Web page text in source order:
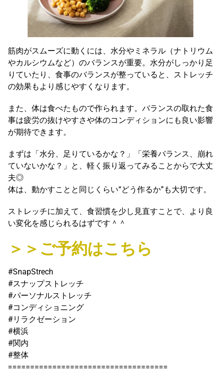
筋肉がスムーズに動くには、水分やミネラル（ナトリウム
やカルシウムなど）のバランスが重要。水分がしっかり足
りていたり、食事のバランスが整っていると、ストレッチ
の効果もより感じやすくなります。
また、体は食べたもので作られます。バランスの取れた食
事は疲労の抜けやすさや体のコンディションにも良い影響
が期待できます。
まずは「水分、足りているかな？」「栄養バランス、崩れ
ていないかな？」と、軽く振り返ってみることからで大丈
夫◎
体は、動かすことと同じくらい“どう作るか”も大切です。
ストレッチに加えて、食習慣を少し見直すことで、より良
い変化を感じられるはずです＾＾
＞＞ご予約はこちら
#SnapStrech
#スナップストレッチ
#パーソナルストレッチ
#コンディショニング
#リラクゼーション
#横浜
#関内
#整体
====================================